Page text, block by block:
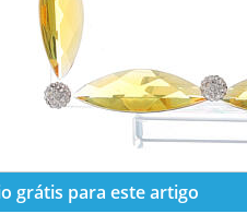
grátis para este artigo